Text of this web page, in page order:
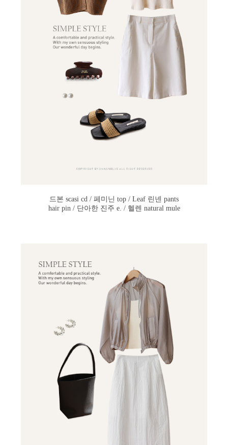
드본 scasi cd / 페미닌 top / Leaf 린넨 pants
hair pin / 단아한 진주 e. / 헬렌 natural mule